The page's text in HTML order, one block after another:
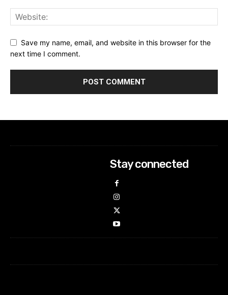
Save my name, email, and website in this browser for the
next time I comment.
Stay connected